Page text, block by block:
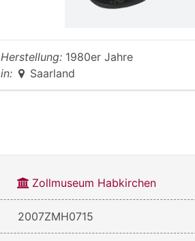
Herstellung: 1980er Jahre
in:
Saarland
Zollmuseum Habkirchen
2007ZMH0715